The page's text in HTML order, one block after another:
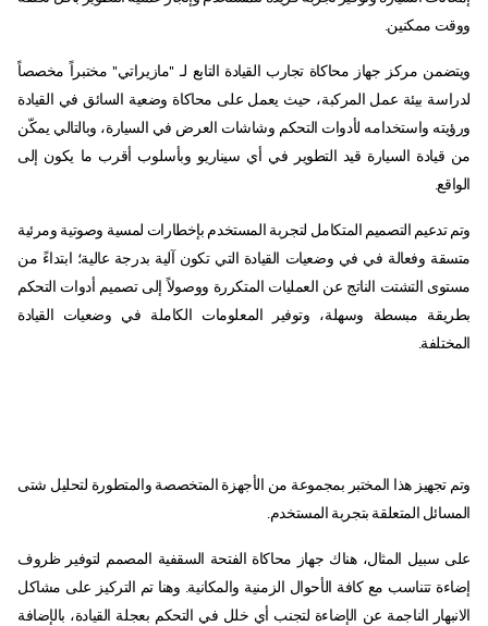
ووقت ممكنين.
ويتضمن مركز جهاز محاكاة تجارب القيادة التابع لـ "مازيراتي" مختبراً مخصصاً
لدراسة بيئة عمل المركبة، حيث يعمل على محاكاة وضعية السائق في القيادة
ورؤيته واستخدامه لأدوات التحكم وشاشات العرض في السيارة، وبالتالي يمكّن
من قيادة السيارة قيد التطوير في أي سيناريو وبأسلوب أقرب ما يكون إلى
الواقع.
وتم تدعيم التصميم المتكامل لتجربة المستخدم بإخطارات لمسية وصوتية ومرئية
متسقة وفعالة في في وضعيات القيادة التي تكون آلية بدرجة عالية؛ ابتداءً من
مستوى التشتت الناتج عن العمليات المتكررة ووصولاً إلى تصميم أدوات التحكم
بطريقة مبسطة وسهلة، وتوفير المعلومات الكاملة في وضعيات القيادة
المختلفة.
وتم تجهيز هذا المختبر بمجموعة من الأجهزة المتخصصة والمتطورة لتحليل شتى
المسائل المتعلقة بتجربة المستخدم.
على سبيل المثال، هناك جهاز محاكاة الفتحة السقفية المصمم لتوفير ظروف
إضاءة تتناسب مع كافة الأحوال الزمنية والمكانية. وهنا تم التركيز على مشاكل
الانبهار الناجمة عن الإضاءة لتجنب أي خلل في التحكم بعجلة القيادة، بالإضافة